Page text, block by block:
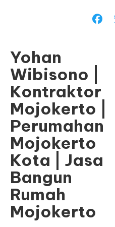
Yohan
Wibisono |
Kontraktor
Mojokerto |
Perumahan
Mojokerto
Kota | Jasa
Bangun
Rumah
Mojokerto